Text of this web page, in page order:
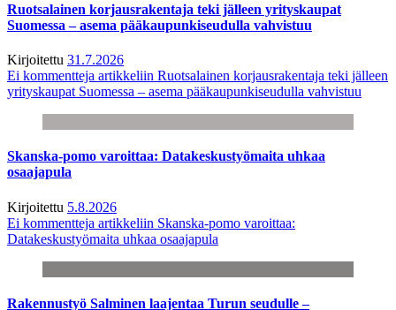
Ruotsalainen korjausrakentaja teki jälleen yrityskaupat
Suomessa – asema pääkaupunkiseudulla vahvistuu
Kirjoitettu 31.7.2026
Ei kommentteja artikkeliin Ruotsalainen korjausrakentaja teki jälleen
yrityskaupat Suomessa – asema pääkaupunkiseudulla vahvistuu
Skanska-pomo varoittaa: Datakeskustyömaita uhkaa
osaajapula
Kirjoitettu 5.8.2026
Ei kommentteja artikkeliin Skanska-pomo varoittaa:
Datakeskustyömaita uhkaa osaajapula
Rakennustyö Salminen laajentaa Turun seudulle –